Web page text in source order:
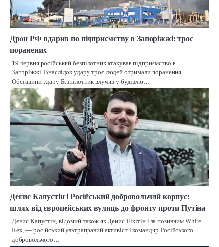
Дрон РФ вдарив по підприємству в Запоріжжі: троє
поранених
19 червня російський безпілотник атакував підприємство в
Запоріжжі. Внаслідок удару троє людей отримали поранення.
Обставини удару Безпілотник влучив у будівлю…
Денис Капустін і Російський добровольчий корпус:
шлях від європейських вулиць до фронту проти Путіна
Денис Капустін, відомий також як Денис Нікітін і за позивним White
Rex, — російський ультраправий активіст і командир Російського
добровольчого…